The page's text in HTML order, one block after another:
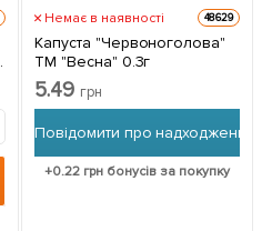
Немає в наявності 48629
Капуста "Червоноголова"
ТМ "Весна" 0.3г
5.49 грн
Повідомити про надходження
+0.22 грн бонусів за покупку